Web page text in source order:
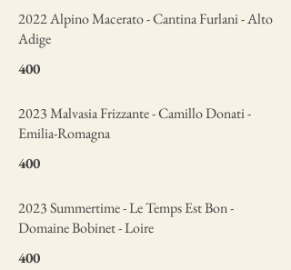
2022 Alpino Macerato - Cantina Furlani - Alto
Adige
400
2023 Malvasia Frizzante - Camillo Donati -
Emilia-Romagna
400
2023 Summertime - Le Temps Est Bon -
Domaine Bobinet - Loire
400